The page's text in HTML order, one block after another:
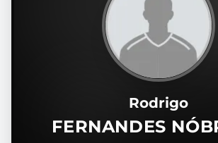
Rodrigo
FERNANDES